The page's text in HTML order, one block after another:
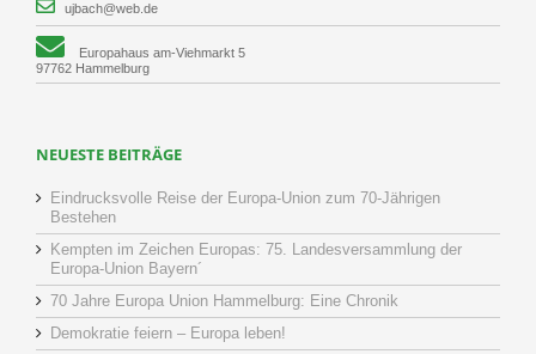
ujbach@web.de
Europahaus am-Viehmarkt 5
97762 Hammelburg
NEUESTE BEITRÄGE
Eindrucksvolle Reise der Europa-Union zum 70-Jährigen
Bestehen
Kempten im Zeichen Europas: 75. Landesversammlung der
Europa-Union Bayern´
70 Jahre Europa Union Hammelburg: Eine Chronik
Demokratie feiern – Europa leben!